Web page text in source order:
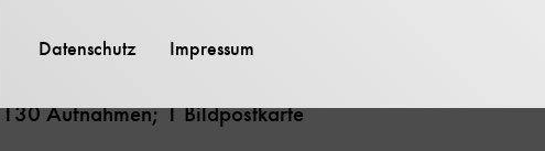
130 Aufnahmen; 1 Bildpostkarte
Datenschutz Impressum